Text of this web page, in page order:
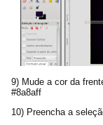
9) Mude a cor da
#8a8aff
10) Preencha a